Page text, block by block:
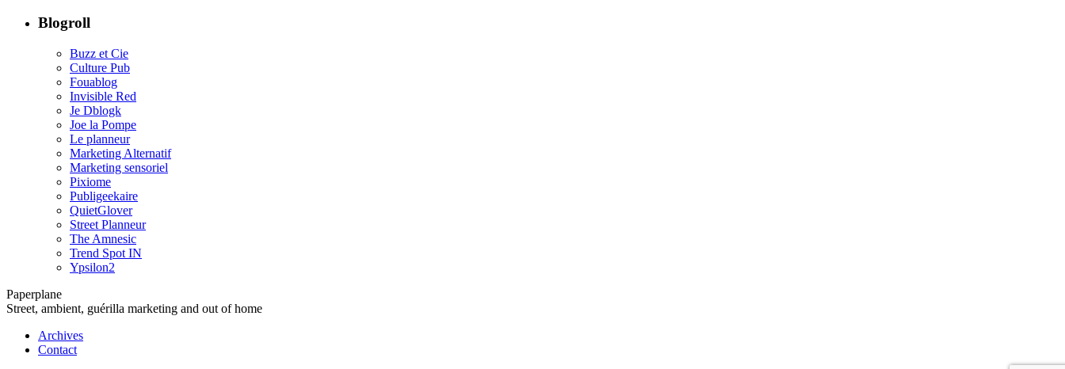
Blogroll
Buzz et Cie
Culture Pub
Fouablog
Invisible Red
Je Dblogk
Joe la Pompe
Le planneur
Marketing Alternatif
Marketing sensoriel
Pixiome
Publigeekaire
QuietGlover
Street Planneur
The Amnesic
Trend Spot IN
Ypsilon2
Paperplane
Street, ambient, guérilla marketing and out of home
Archives
Contact